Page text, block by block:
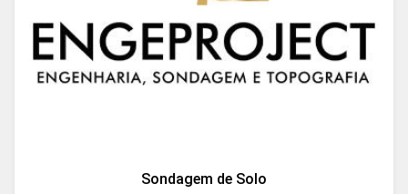
Sondagem de Solo